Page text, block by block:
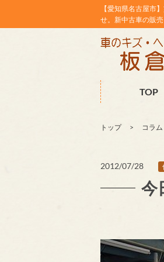
【愛知県名古屋市
せ。新中古車の販
TOP
トップ コラム
2012/07/28
今